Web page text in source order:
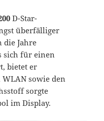
D-Star-
überfälliger
die Jahre
sich für einen
bietet er
sowie den
sorgte
im Display.